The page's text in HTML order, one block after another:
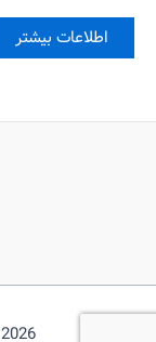
اطلاعات بیشتر
2026 کتابخانه‌ی مهرگان ©Copyright